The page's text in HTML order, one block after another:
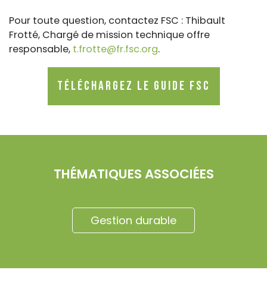
Pour toute question, contactez FSC : Thibault
Frotté, Chargé de mission technique offre
responsable, t.frotte@fr.fsc.org.
Téléchargez le guide FSC
THÉMATIQUES ASSOCIÉES
Gestion durable